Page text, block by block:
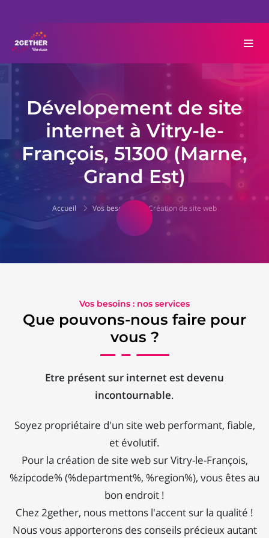
Dévelopement de site
internet à Vitry-le-
François, 51300 (Marne,
Grand Est)
Accueil Vos besoins Création de site web
Vos besoins : nos services
Que pouvons-nous faire pour
vous ?
Etre présent sur internet est devenu
incontournable.
Soyez propriétaire d'un site web performant, fiable,
et évolutif.
Pour la création de site web sur Vitry-le-François,
%zipcode% (%department%, %region%), vous êtes au
bon endroit !
Chez 2gether, nous mettons l'accent sur la qualité !
Nous vous apporterons des conseils précieux autant